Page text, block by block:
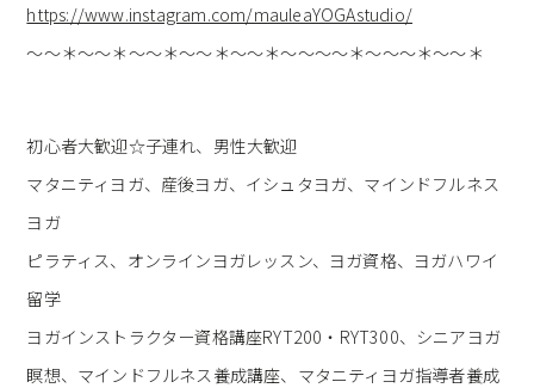
https://www.instagram.com/mauleaYOGAstudio/
～～＊～～＊～～＊～～＊～～＊～～～～＊～～～＊～～＊
初心者大歓迎☆子連れ、男性大歓迎
マタニティヨガ、産後ヨガ、イシュタヨガ、マインドフルネス
ヨガ
ピラティス、オンラインヨガレッスン、ヨガ資格、ヨガハワイ
留学
ヨガインストラクター資格講座RYT200・RYT300、シニアヨガ
瞑想、マインドフルネス養成講座、マタニティヨガ指導者養成